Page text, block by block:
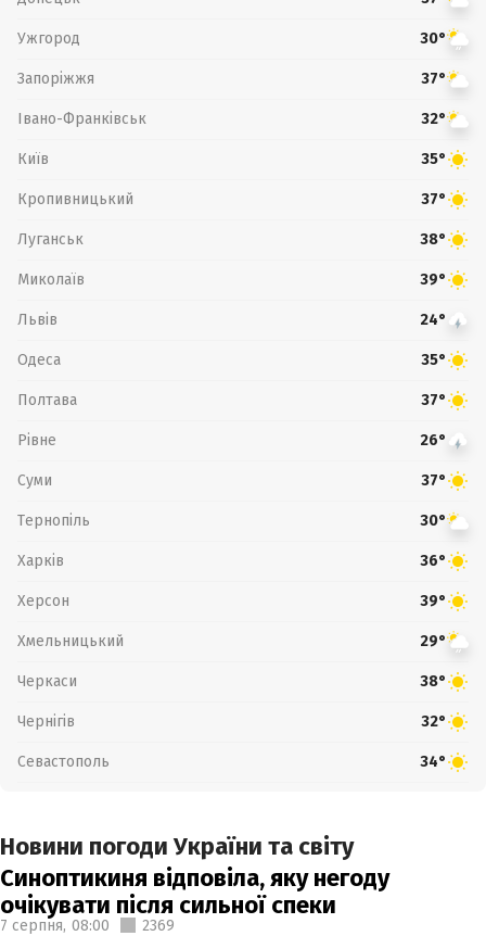
Ужгород 30°
Запоріжжя 37°
Івано-Франківськ 32°
Київ 35°
Кропивницький 37°
Луганськ 38°
Миколаїв 39°
Львів 24°
Одеса 35°
Полтава 37°
Рівне 26°
Суми 37°
Тернопіль 30°
Харків 36°
Херсон 39°
Хмельницький 29°
Черкаси 38°
Чернігів 32°
Севастополь 34°
Новини погоди України та світу
Синоптикиня відповіла, яку негоду
очікувати після сильної спеки
7 серпня, 08:00 2369